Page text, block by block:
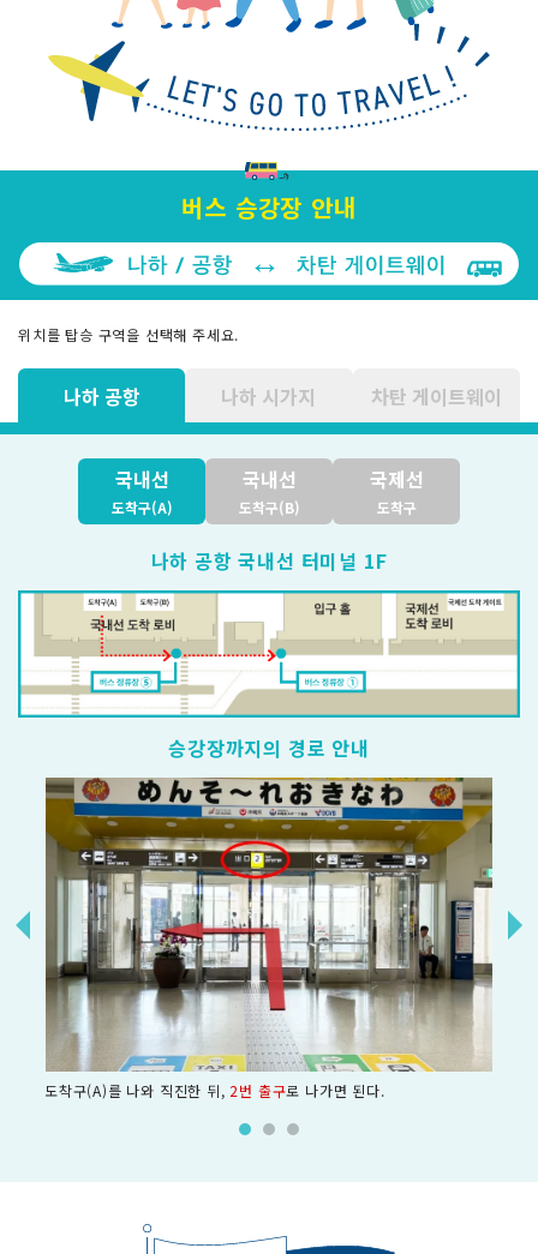
버스 승강장 안내
위치를 탑승 구역을 선택해 주세요.
나하 공항 나하 시가지 차탄 게이트웨이
국내선
도착구(A)
국내선
도착구(B)
국제선
도착구
나하 공항 국내선 터미널 1F
승강장까지의 경로 안내
도착구(A)를 나와 직진한 뒤, 2번 출구로 나가면 된다.